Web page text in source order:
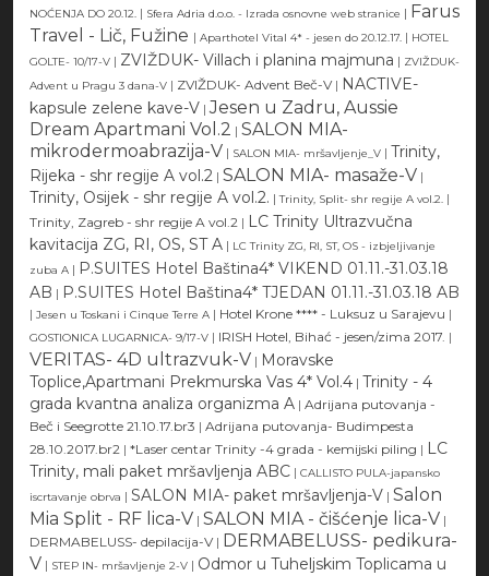
NOĆENJA DO 20.12. | Sfera Adria d.o.o. - Izrada osnovne web stranice | Farus
Travel - Lič, Fužine | Aparthotel Vital 4* - jesen do 20.12.17. | HOTEL
GOLTE- 10/17-V | ZVIŽDUK- Villach i planina majmuna | ZVIŽDUK-
Advent u Pragu 3 dana-V | ZVIŽDUK- Advent Beč-V | NACTIVE-
kapsule zelene kave-V | Jesen u Zadru, Aussie
Dream Apartmani Vol.2 | SALON MIA-
mikrodermoabrazija-V | SALON MIA- mršavljenje_V | Trinity,
Rijeka - shr regije A vol.2 | SALON MIA- masaže-V |
Trinity, Osijek - shr regije A vol.2. | Trinity, Split- shr regije A vol.2. |
Trinity, Zagreb - shr regije A vol.2 | LC Trinity Ultrazvučna
kavitacija ZG, RI, OS, ST A | LC Trinity ZG, RI, ST, OS - izbjeljivanje
zuba A | P.SUITES Hotel Baština4* VIKEND 01.11.-31.03.18
AB | P.SUITES Hotel Baština4* TJEDAN 01.11.-31.03.18 AB
| Jesen u Toskani i Cinque Terre A | Hotel Krone **** - Luksuz u Sarajevu |
GOSTIONICA LUGARNICA- 9/17-V | IRISH Hotel, Bihać - jesen/zima 2017. |
VERITAS- 4D ultrazvuk-V | Moravske
Toplice,Apartmani Prekmurska Vas 4* Vol.4 | Trinity - 4
grada kvantna analiza organizma A | Adrijana putovanja -
Beč i Seegrotte 21.10.17.br3 | Adrijana putovanja- Budimpesta
28.10.2017.br2 | *Laser centar Trinity -4 grada - kemijski piling | LC
Trinity, mali paket mršavljenja ABC | CALLISTO PULA-japansko
iscrtavanje obrva | SALON MIA- paket mršavljenja-V | Salon
Mia Split - RF lica-V | SALON MIA - čišćenje lica-V |
DERMABELUSS- depilacija-V | DERMABELUSS- pedikura-
V | STEP IN- mršavljenje 2-V | Odmor u Tuheljskim Toplicama u